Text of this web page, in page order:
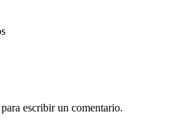
escribir un comentario.